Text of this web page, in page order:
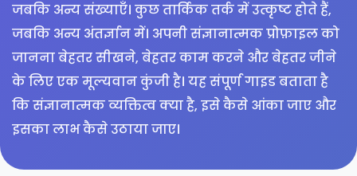
जबकि अन्य संख्याएँ। कुछ तार्किक तर्क में उत्कृष्ट होते हैं,
जबकि अन्य अंतर्ज्ञान में। अपनी संज्ञानात्मक प्रोफ़ाइल को
जानना बेहतर सीखने, बेहतर काम करने और बेहतर जीने
के लिए एक मूल्यवान कुंजी है। यह संपूर्ण गाइड बताता है
कि संज्ञानात्मक व्यक्तित्व क्या है, इसे कैसे आंका जाए और
इसका लाभ कैसे उठाया जाए।